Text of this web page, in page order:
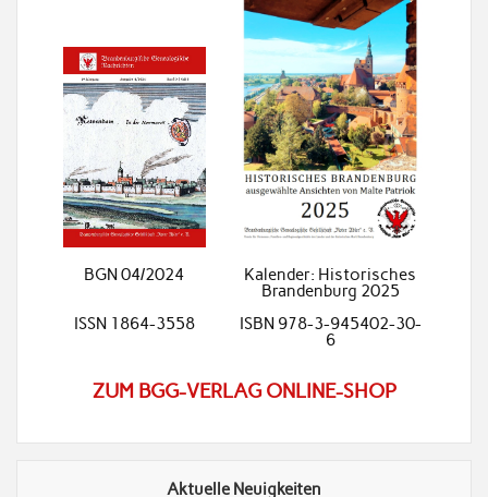
BGN 04/2024
Kalender: Historisches
Brandenburg 2025
ISSN 1864-3558
ISBN 978-3-945402-30-
6
ZUM BGG-VERLAG ONLINE-SHOP
Aktuelle Neuigkeiten